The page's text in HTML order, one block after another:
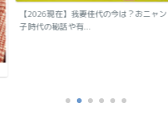
【2026現在】我妻佳代の今は？おニャン
子時代の秘話や有...